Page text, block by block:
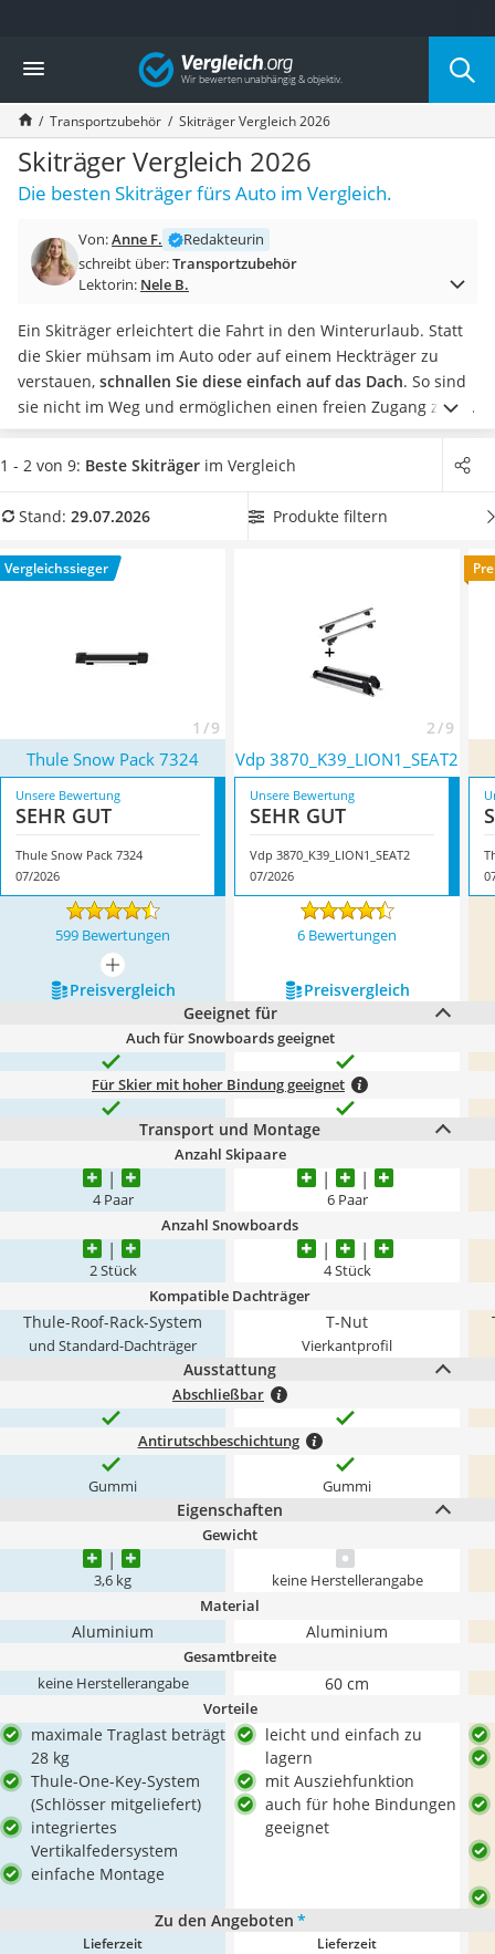
Die beliebtesten Vergleiche nach Kategorie
Auto & Motor
Fahrradträger-Anhängerkupplung (4 Fahrräder)
Fahrradträger
Fahrradträger (Anhängerkupplung)
Fahrradträger 3 Fahrräder
Benzinkanister (20 l)
Fahrradträger E-Bike
Benzinkanister
Wagenheber 3t
AGM-Batterie Wohnmobil
Thule-Fahrradträger
FM-Transmitter
Sommerreifen 205/55 R16
Autobatterie-Ladegerät
Starthilfe mit Kompressor
Alkoholtester
Diesel-Additiv
Wagenheber
Vergleich
Transportzubehör Skiträger Vergleich 2026
Skiträger Vergleich 2026
Die besten Skiträger fürs Auto im Vergleich.
Von:Anne F.
Redakteurin
schreibt über:Transportzubehör
Lektorin: Nele B.
Ein Skiträger erleichtert die Fahrt in den Winterurlaub. Statt
die Skier mühsam im Auto oder auf einem Heckträger zu
verstauen, schnallen Sie diese einfach auf das Dach. So sind
sie nicht im Weg und ermöglichen einen freien Zugang zum
Kofferraum. Wie Online-Tests zeigen, lassen sich bei den
meisten Skiträgernauch Snowboards auf dem Autodach
Autodach. Wählen Sie Skiträger aus unserem Vergleich, die
Nummer sicher gehen wollen. Überzeugt hat uns hier im Juli
2026 besonders das Modell
1 - 2 von 9: Beste Skiträger im Vergleich
Stand: 29.07.2026 Produkte filtern
Vergleichssieger
1 / 9 2 / 9
Thule Snow Pack 7324 Vdp 3870_K39_LION1_SEAT2
Unsere Bewertung
SEHR GUT
Thule Snow Pack 7324
07/2026
Unsere Bewertung
SEHR GUT
Vdp 3870_K39_LION1_SEAT2
07/2026
599 Bewertungen 6 Bewertungen
mehr anzeigen
Preis­vergleich
Preis­vergleich
Geeignet für
Auch für Snowboards geeignet
Für Skier mit hoher Bindung geeignet
Transport und Montage
Anzahl Skipaare
4 Paar 6 Paar
Anzahl Snowboards
2 Stück 4 Stück
Kompatible Dachträger
Thule-Roof-Rack-System
und Standard-Dachträger
T-Nut
Vierkantprofil
Ausstattung
Abschließbar
Antirutschbeschichtung
Gummi Gummi
Eigenschaften
Gewicht
3,6 kg keine Herstellerangabe
Material
Aluminium Aluminium
Gesamtbreite
keine Herstellerangabe 60 cm
Vorteile
maximale Traglast beträgt
28 kg
Thule-One-Key-System
(Schlösser mitgeliefert)
integriertes
Vertikalfedersystem
einfache Montage
leicht und einfach zu
lagern
mit Ausziehfunktion
auch für hohe Bindungen
geeignet
Zu den Angeboten *
Lieferzeit Lieferzeit